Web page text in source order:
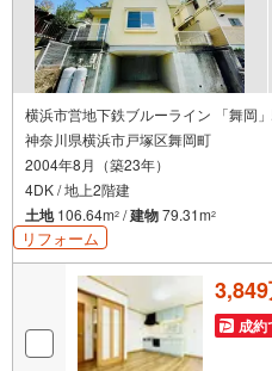
横浜市営地下鉄ブルーライン 「舞岡
神奈川県横浜市戸塚区舞岡町
2004年8月（築23年）
4DK / 地上2階建
土地106.64m2 /建物79.31m2
リフォーム
成約